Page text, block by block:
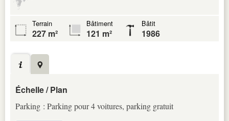
Terrain
227 m²
Bâtiment
121 m²
Bâtit
1986
Échelle / Plan
Parking : Parking pour 4 voitures, parking gratuit